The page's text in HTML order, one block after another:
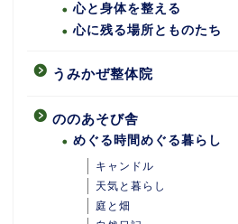
心と身体を整える
心に残る場所とものたち
うみかぜ整体院
ののあそび舎
めぐる時間めぐる暮らし
キャンドル
天気と暮らし
庭と畑